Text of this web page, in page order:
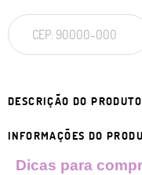
DESCRIÇÃO DO PRODUTO
INFORMAÇÕES DO
Dicas para